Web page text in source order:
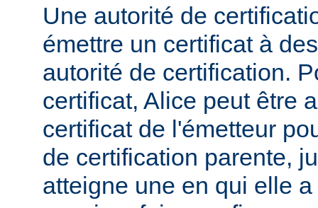
Une autorité de
émettre un certificat à
autorité de certification.
certificat, Alice peut être
certificat de l'émetteur
de certification parente,
atteigne une en qui elle